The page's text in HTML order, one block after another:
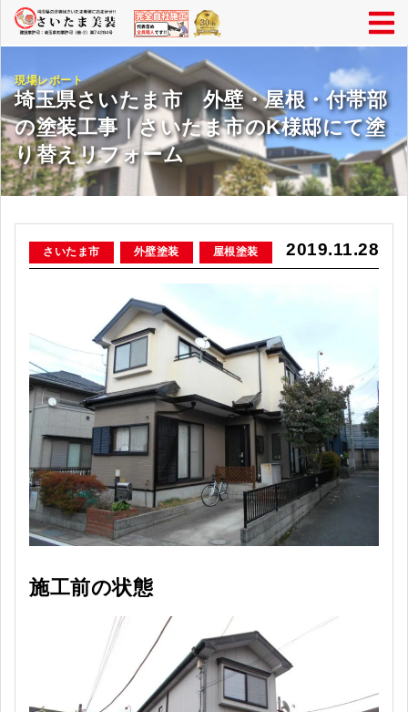
現場レポート
埼玉県さいたま市 外壁・屋根・付帯部
の塗装工事｜さいたま市のK様邸にて塗
り替えリフォーム
2019.11.28
さいたま市 外壁塗装 屋根塗装
施工前の状態